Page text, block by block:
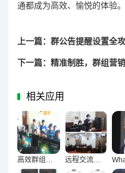
通都成为高效、愉悦的体验。
相关应用
远程交流无障碍，视频通话与语音消息优化技巧全解析